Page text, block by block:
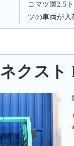
コマツ製2.5
ツの車両が入
クスト